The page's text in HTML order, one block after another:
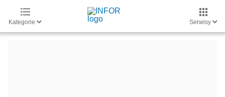
Kategorie Serwisy